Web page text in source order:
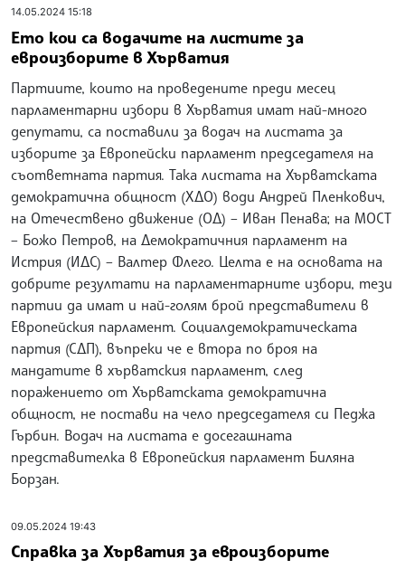
14.05.2024 15:18
Ето кои са водачите на листите за
евроизборите в Хърватия
Партиите, които на проведените преди месец
парламентарни избори в Хърватия имат най-много
депутати, са поставили за водач на листата за
изборите за Европейски парламент председателя на
съответната партия. Така листата на Хърватската
демократична общност (ХДО) води Андрей Пленкович,
на Отечествено движение (ОД) – Иван Пенава; на МОСТ
– Божо Петров, на Демократичния парламент на
Истрия (ИДС) – Валтер Флего. Целта е на основата на
добрите резултати на парламентарните избори, тези
партии да имат и най-голям брой представители в
Европейския парламент. Социалдемократическата
партия (СДП), въпреки че е втора по броя на
мандатите в хърватския парламент, след
поражението от Хърватската демократична
общност, не постави на чело председателя си Педжа
Гърбин. Водач на листата е досегашната
представителка в Европейския парламент Биляна
Борзан.
09.05.2024 19:43
Справка за Хърватия за евроизборите